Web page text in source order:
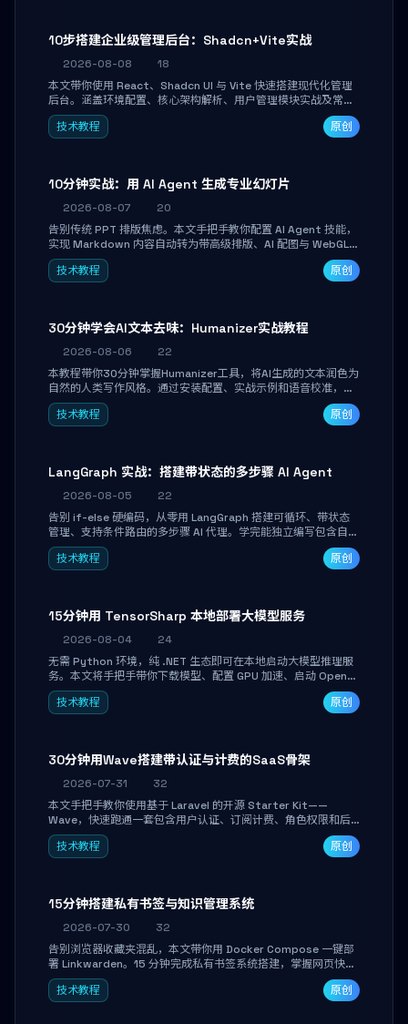
10步搭建企业级管理后台：Shadcn+Vite实战
2026-08-08
18
本文带你使用 React、Shadcn UI 与 Vite 快速搭建现代化管理
后台。涵盖环境配置、核心架构解析、用户管理模块实战及常见
踩坑指南。学完即可独立完成仪表盘搭建、组件拼装与主题定
制，满足企业级开发需求。
技术教程 原创
10分钟实战：用 AI Agent 生成专业幻灯片
2026-08-07
20
告别传统 PPT 排版焦虑。本文手把手教你配置 AI Agent 技能，
实现 Markdown 内容自动转为带高级排版、AI 配图与 WebGL
运行时的 HTML 幻灯片。只需专注内容，10 分钟即可产出可投
屏的专业级演示文稿。
技术教程 原创
30分钟学会AI文本去味：Humanizer实战教程
2026-08-06
22
本教程带你30分钟掌握Humanizer工具，将AI生成的文本润色为
自然的人类写作风格。通过安装配置、实战示例和语音校准，让
你的内容告别AI痕迹，匹配个人写作习惯，适合内容创作者和技
术博主。
技术教程 原创
LangGraph 实战：搭建带状态的多步骤 AI Agent
2026-08-05
22
告别 if-else 硬编码，从零用 LangGraph 搭建可循环、带状态
管理、支持条件路由的多步骤 AI 代理。学完能独立编写包含自动
决策、工具调用和持久化状态的复杂工作流，并避开递归溢出、
状态丢失等常见坑点。
技术教程 原创
15分钟用 TensorSharp 本地部署大模型服务
2026-08-04
24
无需 Python 环境，纯 .NET 生态即可在本地启动大模型推理服
务。本文将手把手带你下载模型、配置 GPU 加速、启动 OpenAI
兼容 API，并在 C# 业务代码中无缝调用。数据不出网，零门槛
搞定本地 LLM 部署。
技术教程 原创
30分钟用Wave搭建带认证与计费的SaaS骨架
2026-07-31
32
本文手把手教你使用基于 Laravel 的开源 Starter Kit——
Wave，快速跑通一套包含用户认证、订阅计费、角色权限和后
台管理的完整 SaaS 骨架。附带 Stripe 测试支付对接与自定义
业务页面开发实战，助你省去重复基建时间，将精力聚焦于核心
技术教程 原创
15分钟搭建私有书签与知识管理系统
2026-07-30
32
告别浏览器收藏夹混乱，本文带你用 Docker Compose 一键部
署 Linkwarden。15 分钟完成私有书签系统搭建，掌握网页快照
归档、高亮批注、分类管理与全文搜索。适合开发者与知识工作
者打造个人知识库，资料统一归档，随时检索。
技术教程 原创